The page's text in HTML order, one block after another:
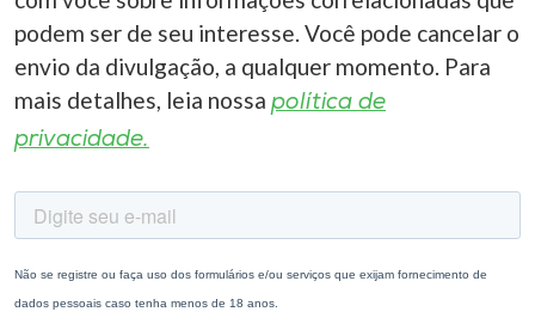
podem ser de seu interesse. Você pode cancelar o
envio da divulgação, a qualquer momento. Para
mais detalhes, leia nossa política de
privacidade.